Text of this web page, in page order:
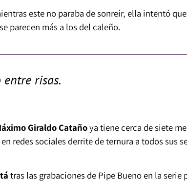
este no paraba de sonreír, ella intentó
parecen más a los del caleño.
entre risas.
Giraldo Catañoya tiene cerca de siete
redes sociales derrite de ternura a todos sus
tras las grabaciones de Pipe Bueno en la serie